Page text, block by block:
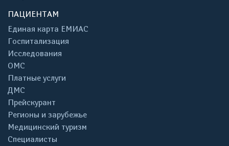
ПАЦИЕНТАМ
Единая карта ЕМИАС
Госпитализация
Исследования
ОМС
Платные услуги
ДМС
Прейскурант
Регионы и зарубежье
Медицинский туризм
Специалисты